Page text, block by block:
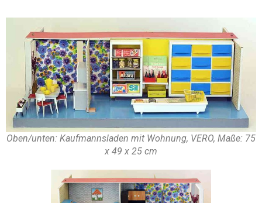
Oben/unten: Kaufmannsladen mit Wohnung, VERO, Maße: 75
x 49 x 25 cm